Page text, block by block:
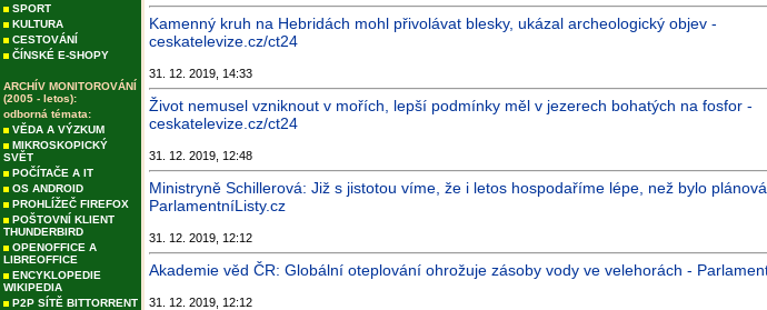
SPORT
KULTURA
CESTOVÁNÍ
ČÍNSKÉ E-SHOPY
ARCHÍV MONITOROVÁNÍ
(2005 - letos):
odborná témata:
VĚDA A VÝZKUM
MIKROSKOPICKÝ
SVĚT
POČÍTAČE A IT
OS ANDROID
PROHLÍŽEČ FIREFOX
POŠTOVNÍ KLIENT
THUNDERBIRD
OPENOFFICE A
LIBREOFFICE
ENCYKLOPEDIE
WIKIPEDIA
P2P SÍTĚ BITTORRENT
Kamenný kruh na Hebridách mohl přivolávat blesky, ukázal archeologický objev -
ceskatelevize.cz/ct24
31. 12. 2019, 14:33
Život nemusel vzniknout v mořích, lepší podmínky měl v jezerech bohatých na fosfor -
ceskatelevize.cz/ct24
31. 12. 2019, 12:48
Ministryně Schillerová: Již s jistotou víme, že i letos hospodaříme lépe, než bylo
ParlamentníListy.cz
31. 12. 2019, 12:12
Akademie věd ČR: Globální oteplování ohrožuje zásoby vody ve velehorách -
31. 12. 2019, 12:12